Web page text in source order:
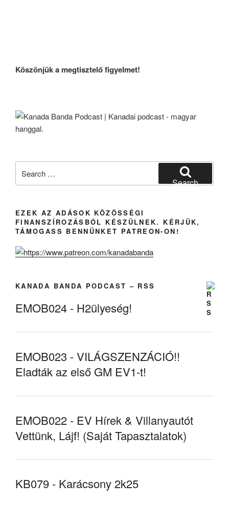
Köszönjük a megtisztelő figyelmet!
for:
Search
EZEK AZ ADÁSOK KÖZÖSSÉGI
FINANSZÍROZÁSBÓL KÉSZÜLNEK. KÉRJÜK,
TÁMOGASS BENNÜNKET PATREON-ON!
KANADA BANDA PODCAST – RSS
EMOB024 - H2ülyeség!
EMOB023 - VILÁGSZENZÁCIÓ!!
Eladták az első GM EV1-t!
EMOB022 - EV Hírek & Villanyautót
Vettünk, Lájf! (Saját Tapasztalatok)
KB079 - Karácsony 2k25